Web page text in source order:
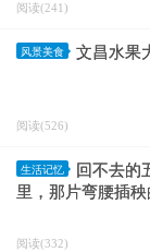
阅读(241)
风景美食 文昌水果
阅读(526)
生活记忆
回不去的
里，那片弯腰插秧
阅读(332)